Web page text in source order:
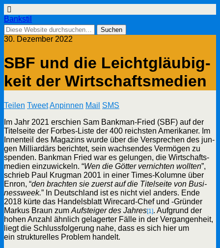
Bankstil
30. Dezember 2022
SBF und die Leicht­gläu­big­
keit der Wirtschaftsmedien
Tei­len TweetAnpin­nen Mail SMS
Im Jahr 2021 erschien Sam Bank­man-Fried (SBF) auf der
Titel­sei­te der For­bes-Lis­te der 400 reichs­ten Ame­ri­ka­ner. Im
Innen­teil des Maga­zins wur­de über die Ver­spre­chen des jun­
gen Mil­li­ar­därs berich­tet, sein wach­sen­des Ver­mö­gen zu
spen­den. Bank­man Fried war es gelun­gen, die Wirt­schafts­
me­di­en ein­zu­wi­ckeln. “Wen die Göt­ter ver­nich­ten woll­ten”,
schrieb Paul Krug­man 2001 in einer Times-Kolum­ne über
Enron, “den brach­ten sie zuerst auf die Titel­sei­te von Busi­
ness­week.” In Deutsch­land ist es nicht viel anders. Ende
2018 kür­te das Han­dels­blatt Wire­card-Chef und ‑Grün­der
Mar­kus Braun zum Auf­stei­ger des Jah­res[1]. Auf­grund der
hohen Anzahl ähn­lich gela­ger­ter Fäl­le in der Ver­gan­gen­heit,
liegt die Schluss­fol­ge­rung nahe, dass es sich hier um
ein struk­tu­rel­les Pro­blem handelt.